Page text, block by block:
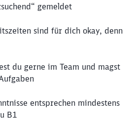
gemeldet
sind für dich okay, denn
du gerne im Team und magst
entsprechen mindestens
B1